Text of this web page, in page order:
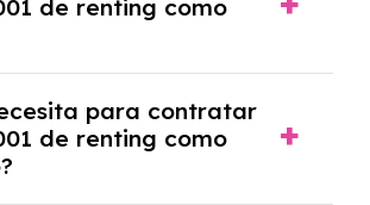
pago inicial.
de renting como
financiera y, en algunos
de solvencia de la empresa
para contratar
de renting como